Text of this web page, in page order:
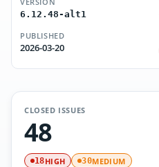
6.12.48-alt1
PUBLISHED
2026-03-20
CLOSED ISSUES
48
18HIGH 30MEDIUM